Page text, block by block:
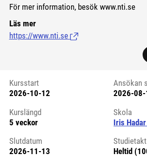
För mer information, besök www.nti.se
Läs mer
https://www.nti.se (Länk till extern sida.)
Kursstart 6199125
Kursstart
2026-10-12
Ansökan
2026-08-
Kurslängd
5 veckor
Skola
Iris
Slutdatum
2026-11-13
Studietakt
Heltid